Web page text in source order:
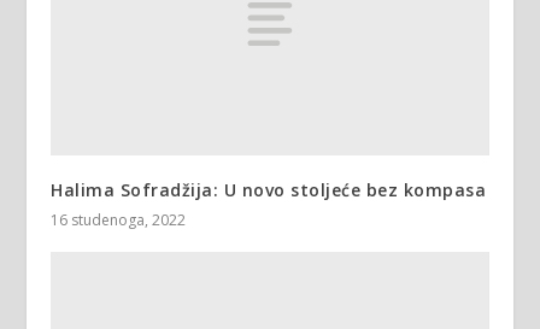
Halima Sofradžija: U novo stoljeće bez kompasa
16 studenoga, 2022